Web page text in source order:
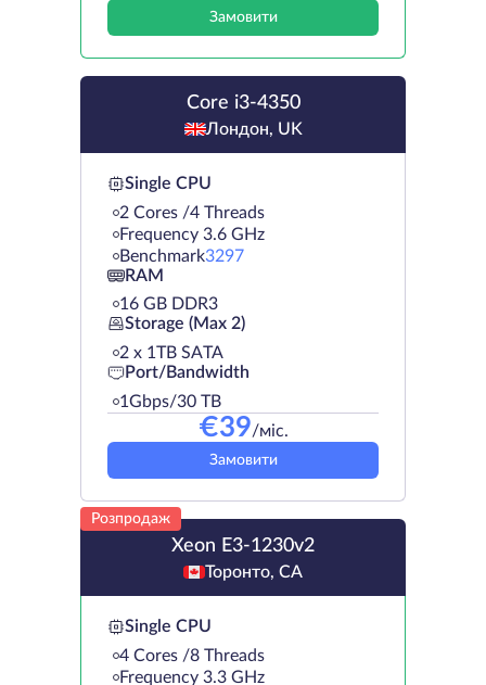
Замовити
Core i3-4350
Лондон, UK
Single CPU
2 Cores /4 Threads
Frequency 3.6 GHz
Benchmark3297
RAM
16 GB DDR3
Storage (Max 2)
2 х 1TB SATA
Port/Bandwidth
1Gbps/30 TB
€39/міс.
Замовити
Розпродаж
Xeon E3-1230v2
Торонто, CA
Single CPU
4 Cores /8 Threads
Frequency 3.3 GHz